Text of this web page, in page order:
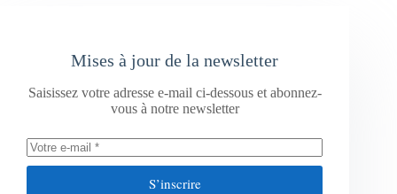
Mises à jour de la newsletter
Saisissez votre adresse e-mail ci-dessous et abonnez-
vous à notre newsletter
S’inscrire